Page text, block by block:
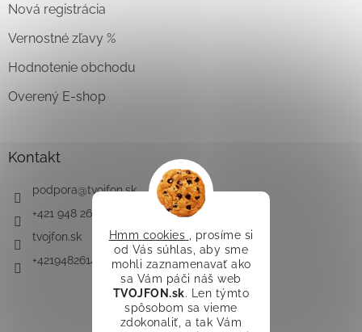
Hmm cookies
, prosíme si
od Vás súhlas, aby sme
mohli zaznamenavať ako
sa Vám páči náš web
TVOJFON.sk. Len týmto
spôsobom sa vieme
zdokonaliť, a tak Vám
Nová registrácia
Vernostné zľavy %
Hodnotenie obchodu
Overený E-shop
Kontakt
podpora@tvojfon.sk
+421 948 261 491
tvojfon.sk
+421948261491